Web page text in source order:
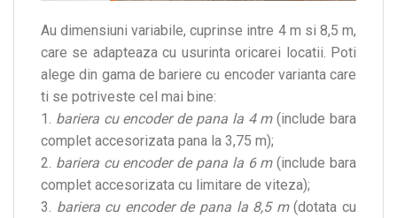
Au dimensiuni variabile, cuprinse intre 4 m si 8,5 m,
care se adapteaza cu usurinta oricarei locatii. Poti
alege din gama de bariere cu encoder varianta care
ti se potriveste cel mai bine:
1. bariera cu encoder de pana la 4 m(include bara
complet accesorizata pana la 3,75 m);
2. bariera cu encoder de pana la 6 m(include bara
complet accesorizata cu limitare de viteza);
3. bariera cu encoder de pana la 8,5 m(dotata cu